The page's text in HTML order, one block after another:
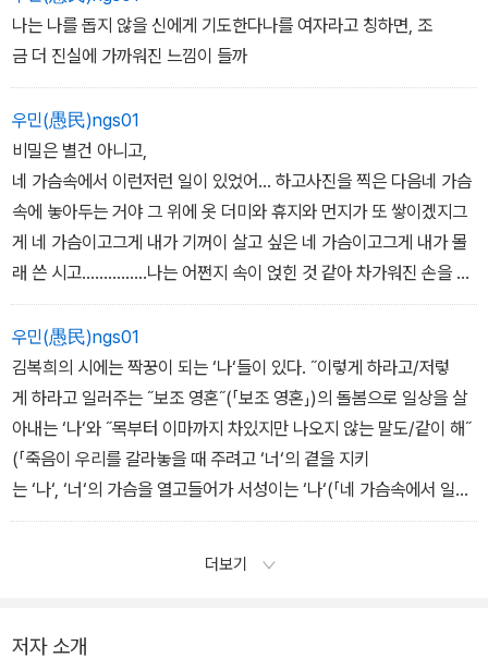
나는 나를 돕지 않을 신에게 기도한다나를 여자라고 칭하면, 조
금 더 진실에 가까워진 느낌이 들까
우민(愚民)ngs01
비밀은 별건 아니고,
네 가슴속에서 이런저런 일이 있었어... 하고사진을 찍은 다음네 가슴
속에 놓아두는 거야 그 위에 옷 더미와 휴지와 먼지가 또 쌓이겠지그
게 네 가슴이고그게 내가 기꺼이 살고 싶은 네 가슴이고그게 내가 몰
래 쓴 시고……………나는 어쩐지 속이 얹힌 것 같아 차가워진 손을 살
살주물러본다-「네 가슴속에서 일어나는 일」 부분
우민(愚民)ngs01
김복희의 시에는 짝꿍이 되는 ‘나‘들이 있다. ˝이렇게 하라고/저렇
게 하라고 일러주는 ˝보조 영혼˝(「보조 영혼」)의 돌봄으로 일상을 살
아내는 ‘나‘와 ˝목부터 이마까지 차있지만 나오지 않는 말도/같이 해˝
(「죽음이 우리를 갈라놓을 때 주려고 ‘너‘의 곁을 지키
는 ‘나‘, ‘너‘의 가슴을 열고들어가 서성이는 ‘나‘(「네 가슴속에서 일어
나는 일)와 ˝
더보기
저자 소개